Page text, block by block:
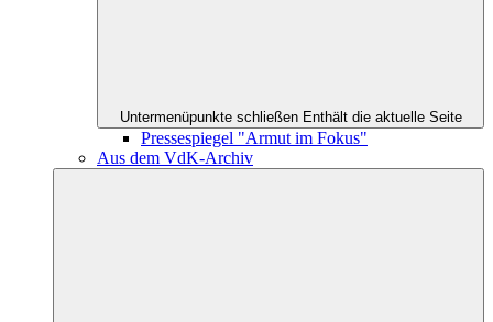
Untermenüpunkte schließen Enthält die aktuelle Seite
Pressespiegel "Armut im Fokus"
Aus dem VdK-Archiv